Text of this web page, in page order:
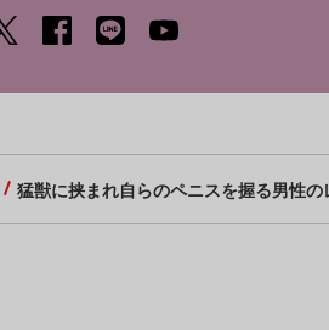
猛獣に挟まれ自らのペニスを握る男性